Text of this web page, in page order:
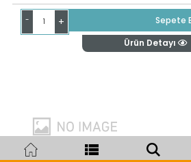
- +
Sepete
Ürün Detayı